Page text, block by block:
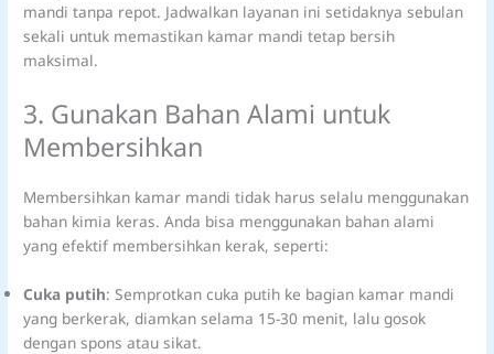
mandi tanpa repot. Jadwalkan layanan ini setidaknya sebulan
sekali untuk memastikan kamar mandi tetap bersih
maksimal.
3. Gunakan Bahan Alami untuk
Membersihkan
Membersihkan kamar mandi tidak harus selalu menggunakan
bahan kimia keras. Anda bisa menggunakan bahan alami
yang efektif membersihkan kerak, seperti:
Cuka putih: Semprotkan cuka putih ke bagian kamar mandi
yang berkerak, diamkan selama 15-30 menit, lalu gosok
dengan spons atau sikat.